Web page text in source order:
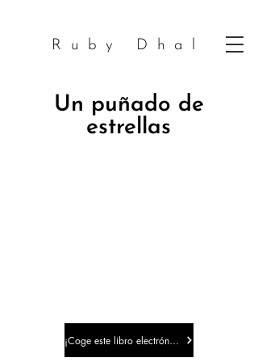
Ruby Dhal
Un puñado de
estrellas
¡Coge este libro electrónico!